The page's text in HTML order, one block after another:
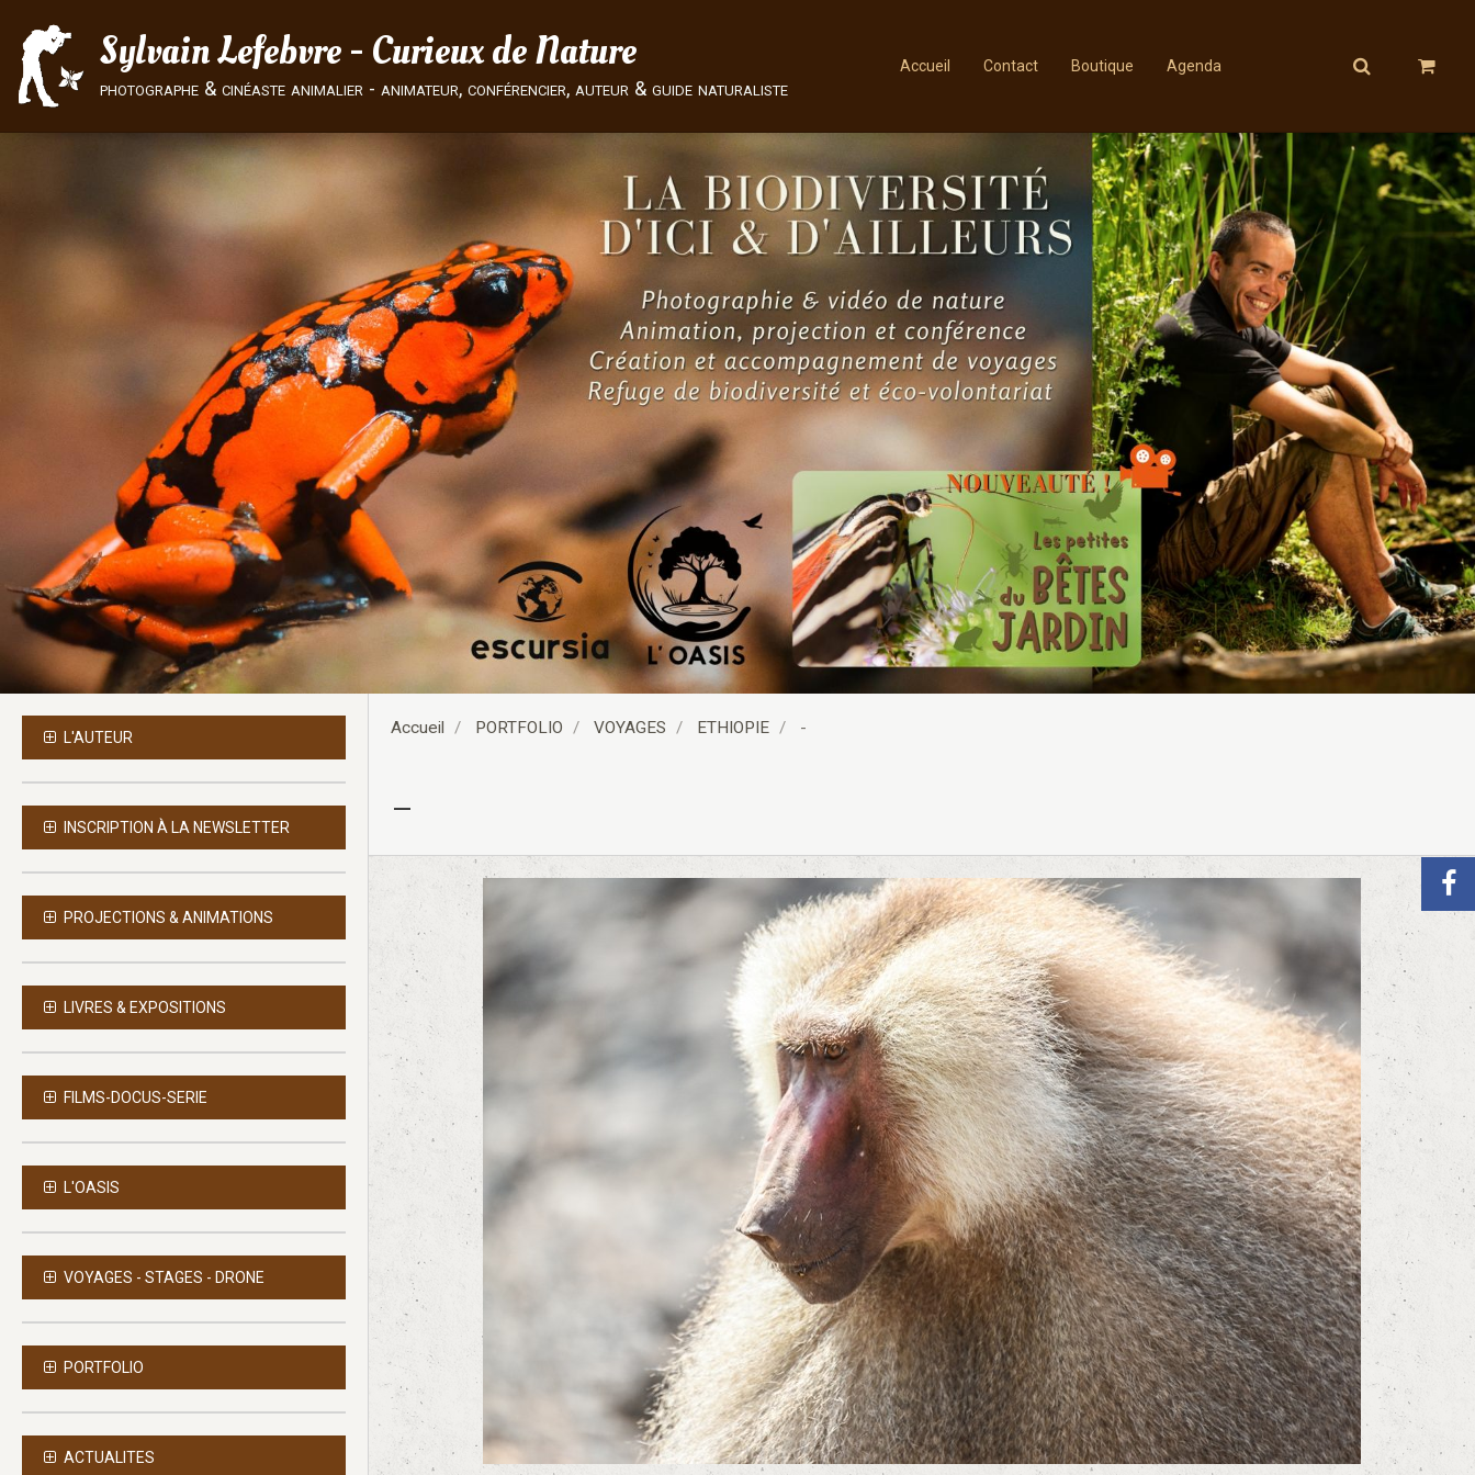
Sylvain Lefebvre - Curieux de Nature
photographe & cinéaste animalier - animateur, conférencier, auteur & guide naturaliste
Accueil Contact Boutique Agenda
Accueil PORTFOLIO VOYAGES ETHIOPIE -
-
L'AUTEUR
INSCRIPTION À LA NEWSLETTER
PROJECTIONS & ANIMATIONS
LIVRES & EXPOSITIONS
FILMS-DOCUS-SERIE
L'OASIS
VOYAGES - STAGES - DRONE
PORTFOLIO
ACTUALITES